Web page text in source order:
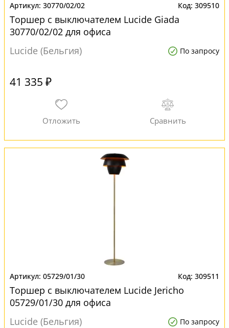
30770/02/02 309510
Торшер с выключателем Lucide Giada
30770/02/02 для офиса
Lucide (Бельгия)
По запросу
41 335 ₽
05729/01/30 309511
Торшер с выключателем Lucide Jericho
05729/01/30 для офиса
Lucide (Бельгия)
По запросу